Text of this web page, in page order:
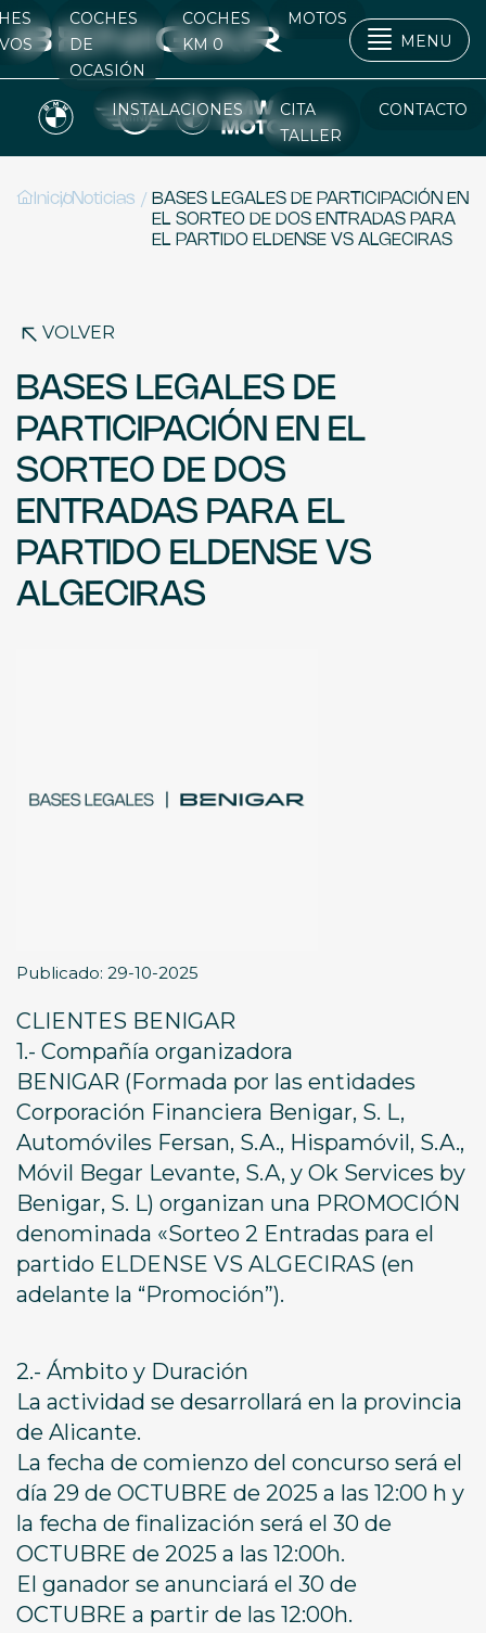
COCHES
DE
OCASIÓN
COCHES
KM 0
MOTOS
MENU
INSTALACIONES
CITA
TALLER
CONTACTO
Inicio
/ Noticias / BASES LEGALES DE PARTICIPACIÓN EN
EL SORTEO DE DOS ENTRADAS PARA
EL PARTIDO ELDENSE VS ALGECIRAS
VOLVER
BASES LEGALES DE
PARTICIPACIÓN EN EL
SORTEO DE DOS
ENTRADAS PARA EL
PARTIDO ELDENSE VS
ALGECIRAS
Publicado: 29-10-2025
CLIENTES BENIGAR
1.- Compañía organizadora
BENIGAR (Formada por las entidades
Corporación Financiera Benigar, S. L,
Automóviles Fersan, S.A., Hispamóvil, S.A.,
Móvil Begar Levante, S.A, y Ok Services by
Benigar, S. L) organizan una PROMOCIÓN
denominada «Sorteo 2 Entradas para el
partido ELDENSE VS ALGECIRAS (en
adelante la “Promoción”).
2.- Ámbito y Duración
La actividad se desarrollará en la provincia
de Alicante.
La fecha de comienzo del concurso será el
día 29 de OCTUBRE de 2025 a las 12:00 h y
la fecha de finalización será el 30 de
OCTUBRE de 2025 a las 12:00h.
El ganador se anunciará el 30 de
OCTUBRE a partir de las 12:00h.